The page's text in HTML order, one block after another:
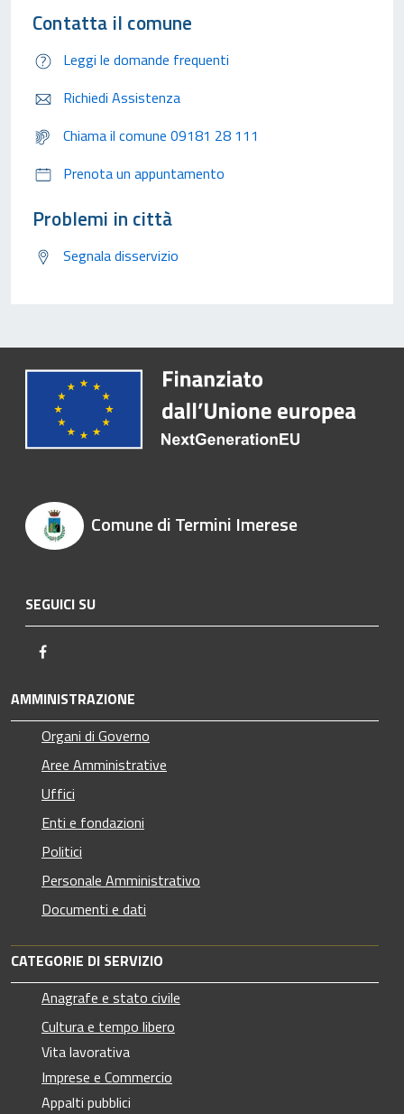
Contatta il comune
Leggi le domande frequenti
Richiedi Assistenza
Chiama il comune 09181 28 111
Prenota un appuntamento
Problemi in città
Segnala disservizio
Comune di Termini Imerese
SEGUICI SU
AMMINISTRAZIONE
Organi di Governo
Aree Amministrative
Uffici
Enti e fondazioni
Politici
Personale Amministrativo
Documenti e dati
CATEGORIE DI SERVIZIO
Anagrafe e stato civile
Cultura e tempo libero
Vita lavorativa
Imprese e Commercio
Appalti pubblici